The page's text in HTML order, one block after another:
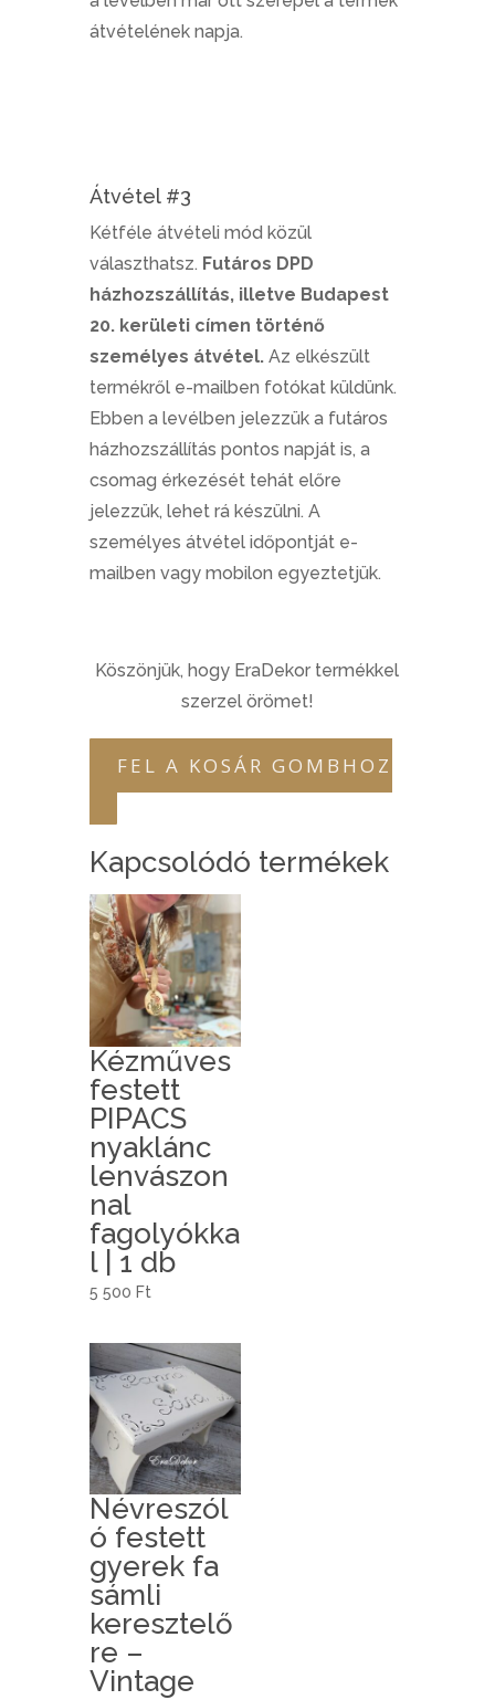
átvételének napja.
Átvétel #3
Kétféle átvételi mód közül
választhatsz. Futáros DPD
házhozszállítás, illetve Budapest
20. kerületi címen történő
személyes átvétel.Az elkészült
termékről e-mailben fotókat küldünk.
Ebben a levélben jelezzük a futáros
házhozszállítás pontos napját is, a
csomag érkezését tehát előre
jelezzük, lehet rá készülni. A
személyes átvétel időpontját e-
mailben vagy mobilon egyeztetjük.
Köszönjük, hogy EraDekor termékkel
szerzel örömet!
FEL A KOSÁR GOMBHOZ
Kapcsolódó termékek
Kézműves
festett
PIPACS
nyaklánc
lenvászon
nal
fagolyókka
l | 1 db
5 500 Ft
Névreszól
ó festett
gyerek fa
sámli
keresztelő
re –
Vintage